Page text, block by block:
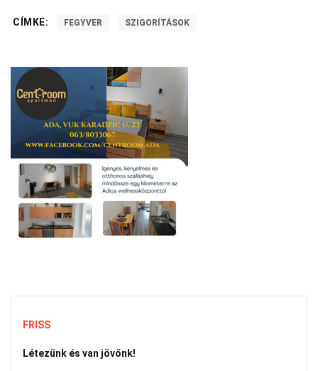
CÍMKE: FEGYVER SZIGORÍTÁSOK
FRISS
Létezünk és van jövőnk!